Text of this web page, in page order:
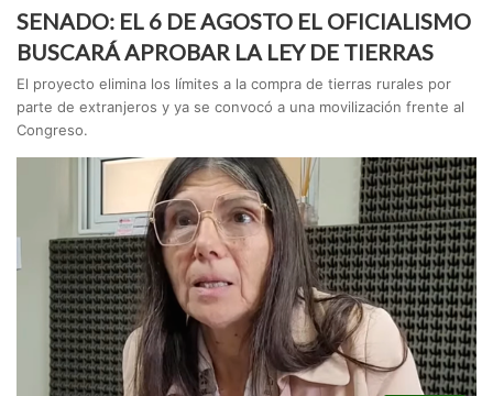
SENADO: EL 6 DE AGOSTO EL OFICIALISMO
BUSCARÁ APROBAR LA LEY DE TIERRAS
El proyecto elimina los límites a la compra de tierras rurales por
parte de extranjeros y ya se convocó a una movilización frente al
Congreso.